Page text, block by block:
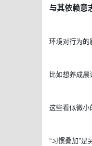
与其依赖意
环境对行为的
比如想养成晨
这些看似微小
“习惯叠加”是